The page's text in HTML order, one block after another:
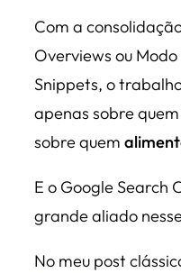
Com a
Overviews ou
Snippets, o
apenas sobre
sobre quem
E o Google Search
grande aliado
No meu post